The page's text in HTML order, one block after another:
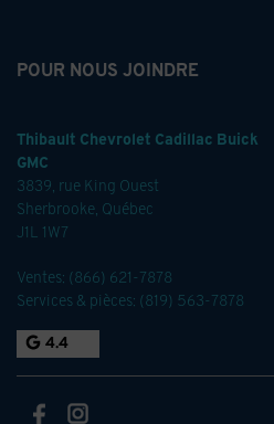
POUR NOUS JOINDRE
Thibault Chevrolet Cadillac Buick
GMC
3839, rue King Ouest
Sherbrooke, Québec
J1L 1W7
Ventes: (866) 621-7878
Services & pièces: (819) 563-7878
4.4